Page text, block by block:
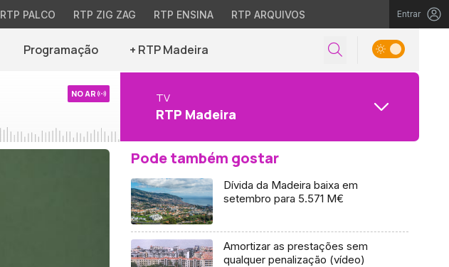
RTP PALCO RTP ZIG ZAG RTP ENSINA RTP ARQUIVOS Entrar
Programação + RTP Madeira
NO AR TV
RTP Madeira
Pode também gostar
Dívida da Madeira baixa em
setembro para 5.571 M€
Amortizar as prestações sem
qualquer penalização (vídeo)